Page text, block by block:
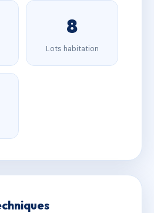
8
Lots habitation